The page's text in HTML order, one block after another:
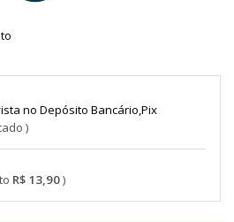
R$ 13,90
Depósito Bancário,Pix